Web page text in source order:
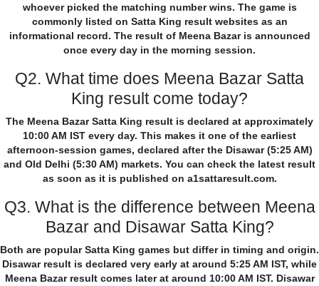
whoever picked the matching number wins. The game is
commonly listed on Satta King result websites as an
informational record. The result of Meena Bazar is announced
once every day in the morning session.
Q2. What time does Meena Bazar Satta
King result come today?
The Meena Bazar Satta King result is declared at approximately
10:00 AM IST every day. This makes it one of the earliest
afternoon-session games, declared after the Disawar (5:25 AM)
and Old Delhi (5:30 AM) markets. You can check the latest result
as soon as it is published on a1sattaresult.com.
Q3. What is the difference between Meena
Bazar and Disawar Satta King?
Both are popular Satta King games but differ in timing and origin.
Disawar result is declared very early at around 5:25 AM IST, while
Meena Bazar result comes later at around 10:00 AM IST. Disawar